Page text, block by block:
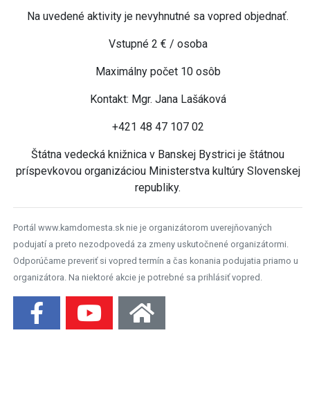
Na uvedené aktivity je nevyhnutné sa vopred objednať.
Vstupné 2 € / osoba
Maximálny počet 10 osôb
Kontakt: Mgr. Jana Lašáková
+421 48 47 107 02
Štátna vedecká knižnica v Banskej Bystrici je štátnou
príspevkovou organizáciou Ministerstva kultúry Slovenskej
republiky.
Portál www.kamdomesta.sk nie je organizátorom uverejňovaných
podujatí a preto nezodpovedá za zmeny uskutočnené organizátormi.
Odporúčame preveriť si vopred termín a čas konania podujatia priamo u
organizátora. Na niektoré akcie je potrebné sa prihlásiť vopred.